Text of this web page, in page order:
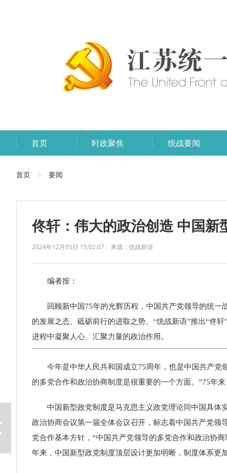
首页 时政聚焦 统战要闻
首页 > 要闻
佟轩：伟大的政治创造 中国新
2024年12月05日 15:02:07 | 来源：统战新语
编者按：
回顾新中国75年的光辉历程，中国共产党领导的统一
的发展之态、砥砺前行的进取之势。“统战新语”推出“佟
进程中凝聚人心、汇聚力量的政治作用。
今年是中华人民共和国成立75周年，也是中国共产党
的多党合作和政治协商制度是很重要的一个方面。”75年
中国新型政党制度是马克思主义政党理论同中国具体实
政治协商会议第一届全体会议召开，标志着中国共产党
党合作基本方针，“中国共产党领导的多党合作和政治协
年来，中国新型政党制度顶层设计更加明晰，制度体系更